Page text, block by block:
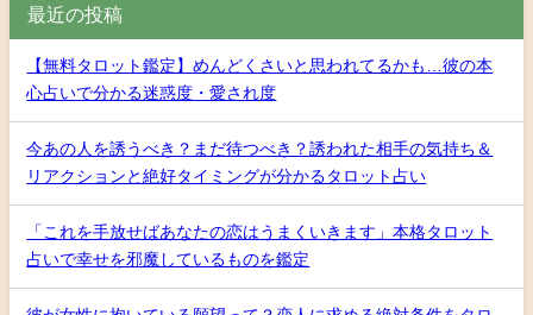
最近の投稿
【無料タロット鑑定】めんどくさいと思われてるかも…彼の本
心占いで分かる迷惑度・愛され度
今あの人を誘うべき？まだ待つべき？誘われた相手の気持ち＆
リアクションと絶好タイミングが分かるタロット占い
「これを手放せばあなたの恋はうまくいきます」本格タロット
占いで幸せを邪魔しているものを鑑定